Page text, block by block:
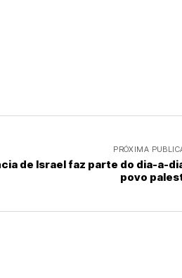
PRÓXIMA
de Israel faz parte do dia-a-
povo